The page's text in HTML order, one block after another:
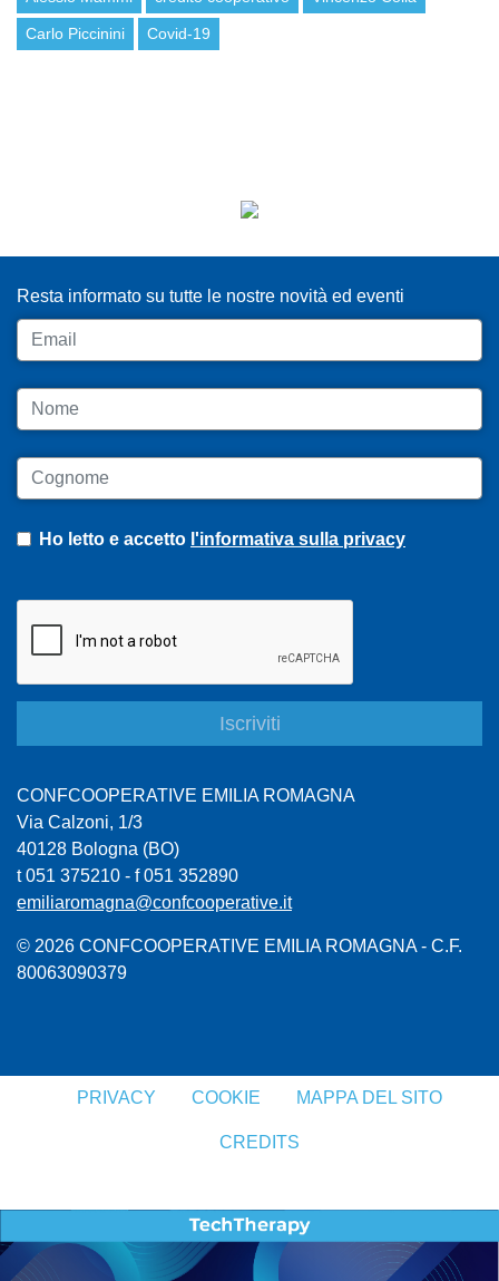
Carlo Piccinini Covid-19
Resta informato su tutte le nostre novità ed eventi
Email
Nome
Cognome
Ho letto e accetto l'informativa sulla privacy
CONFCOOPERATIVE EMILIA ROMAGNA
Via Calzoni, 1/3
40128 Bologna (BO)
t 051 375210 - f 051 352890
emiliaromagna@confcooperative.it
© 2026 CONFCOOPERATIVE EMILIA ROMAGNA - C.F.
80063090379
PRIVACY COOKIE MAPPA DEL SITO
CREDITS